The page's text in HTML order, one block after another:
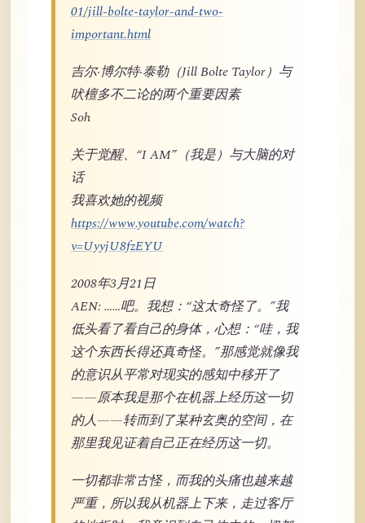
01/jill-bolte-taylor-and-two-
important.html
吉尔·博尔特·泰勒（Jill Bolte Taylor）与
吠檀多不二论的两个重要因素
Soh
关于觉醒、“I AM”（我是）与大脑的对
话
我喜欢她的视频
https://www.youtube.com/watch?
v=UyyjU8fzEYU
2008年3月21日
AEN: ……吧。我想：“这太奇怪了。”我
低头看了看自己的身体，心想：“哇，我
这个东西长得还真奇怪。”那感觉就像我
的意识从平常对现实的感知中移开了
——原本我是那个在机器上经历这一切
的人——转而到了某种玄奥的空间，在
那里我见证着自己正在经历这一切。
一切都非常古怪，而我的头痛也越来越
严重，所以我从机器上下来，走过客厅